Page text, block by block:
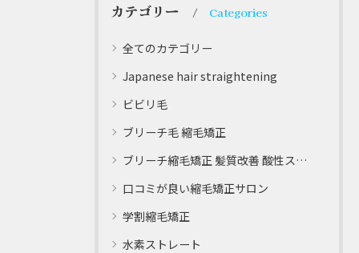
カテゴリー Categories
全てのカテゴリー
Japanese hair straightening
ビビリ毛
ブリーチ毛 縮毛矯正
ブリーチ縮毛矯正 髪質改善 酸性ストレート
口コミが良い縮毛矯正サロン
学割縮毛矯正
水素ストレート